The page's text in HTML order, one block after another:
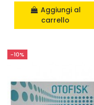
Aggiungi al
carrello
-10%